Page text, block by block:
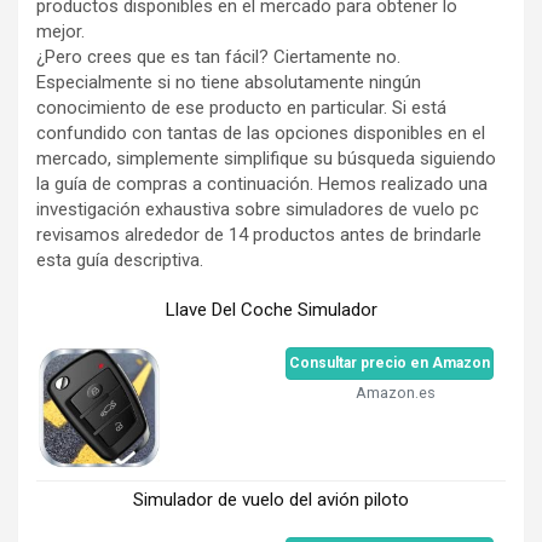
productos disponibles en el mercado para obtener lo
mejor.
¿Pero crees que es tan fácil? Ciertamente no.
Especialmente si no tiene absolutamente ningún
conocimiento de ese producto en particular. Si está
confundido con tantas de las opciones disponibles en el
mercado, simplemente simplifique su búsqueda siguiendo
la guía de compras a continuación. Hemos realizado una
investigación exhaustiva sobre simuladores de vuelo pc
revisamos alrededor de 14 productos antes de brindarle
esta guía descriptiva.
Llave Del Coche Simulador
Consultar precio en Amazon
Amazon.es
Simulador de vuelo del avión piloto